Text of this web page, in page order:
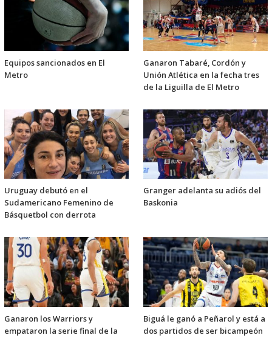
Equipos sancionados en El
Metro
Ganaron Tabaré, Cordón y
Unión Atlética en la fecha tres
de la Liguilla de El Metro
Uruguay debutó en el
Sudamericano Femenino de
Básquetbol con derrota
Granger adelanta su adiós del
Baskonia
Ganaron los Warriors y
empataron la serie final de la
Biguá le ganó a Peñarol y está a
dos partidos de ser bicampeón